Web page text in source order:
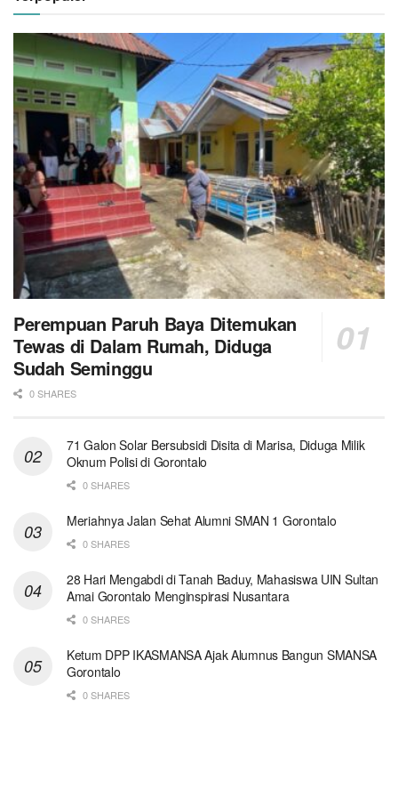
Perempuan Paruh Baya Ditemukan
Tewas di Dalam Rumah, Diduga
Sudah Seminggu
0 SHARES
71 Galon Solar Bersubsidi Disita di Marisa, Diduga Milik
Oknum Polisi di Gorontalo
0 SHARES
Meriahnya Jalan Sehat Alumni SMAN 1 Gorontalo
0 SHARES
28 Hari Mengabdi di Tanah Baduy, Mahasiswa UIN Sultan
Amai Gorontalo Menginspirasi Nusantara
0 SHARES
Ketum DPP IKASMANSA Ajak Alumnus Bangun SMANSA
Gorontalo
0 SHARES